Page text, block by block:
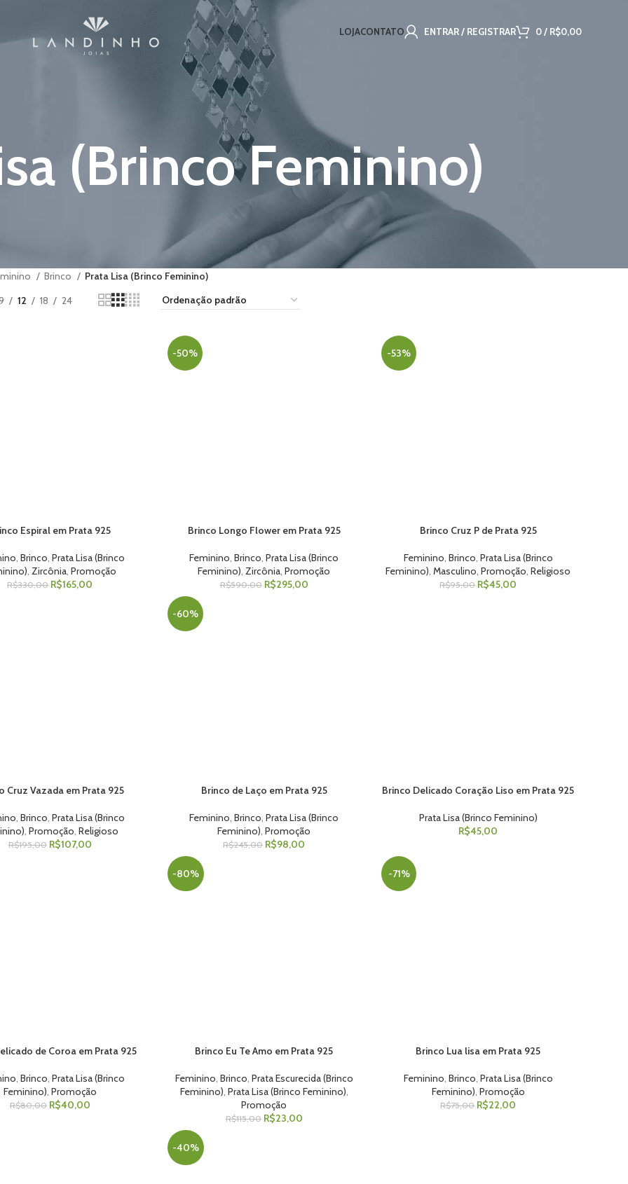
LOJACONTATO ENTRAR / REGISTRAR 0/ R$0,00
(Brinco Feminino)
Brinco
Prata Lisa (Brinco Feminino)
12 18 24
AO CARRINHO
Espiral em Prata 925
, Brinco, Prata Lisa (Brinco
, Zircônia, Promoção
R$330,00 R$165,00
-50%
ADICIONAR AO CARRINHO
Brinco Longo Flower em Prata 925
Feminino,Brinco,Prata Lisa (Brinco
Feminino),Zircônia,Promoção
R$590,00 R$295,00
-53%
ADICIONAR AO CARRINHO
Brinco Cruz P de Prata 925
Feminino, Brinco, Prata Lisa (Brinco
Feminino),Masculino,Promoção,Religioso
R$95,00 R$45,00
AO CARRINHO
Cruz Vazada em Prata 925
, Brinco, Prata Lisa (Brinco
,Promoção,Religioso
R$195,00 R$107,00
-60%
ADICIONAR AO CARRINHO
Brinco de Laço em Prata 925
Feminino,Brinco,Prata Lisa (Brinco
Feminino),Promoção
R$245,00 R$98,00
ADICIONAR AO CARRINHO
Brinco Delicado Coração Liso em Prata 925
Prata Lisa (Brinco Feminino)
R$45,00
AO CARRINHOde Coroa em Prata 925
, Brinco, Prata Lisa (Brinco
Feminino), Promoção
R$80,00 R$40,00
-80%
ADICIONAR AO CARRINHO
Brinco Eu Te Amo em Prata 925
Feminino, Brinco, Prata Escurecida (Brinco
Feminino), Prata Lisa (Brinco Feminino),
Promoção
R$115,00 R$23,00
-71%
ADICIONAR AO CARRINHO
Brinco Lua lisa em Prata 925
Feminino, Brinco, Prata Lisa (Brinco
Feminino), Promoção
R$75,00 R$22,00
-40%